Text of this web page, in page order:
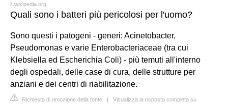
it.wikipedia.org
Quali sono i batteri più pericolosi per l'uomo?
Sono questi i patogeni - generi: Acinetobacter,
Pseudomonas e varie Enterobacteriaceae (tra cui
Klebsiella ed Escherichia Coli) - più temuti all'interno
degli ospedali, delle case di cura, delle strutture per
anziani e dei centri di riabilitazione.
Richiesta di rimozione della fonte | Visualizza la risposta completa su